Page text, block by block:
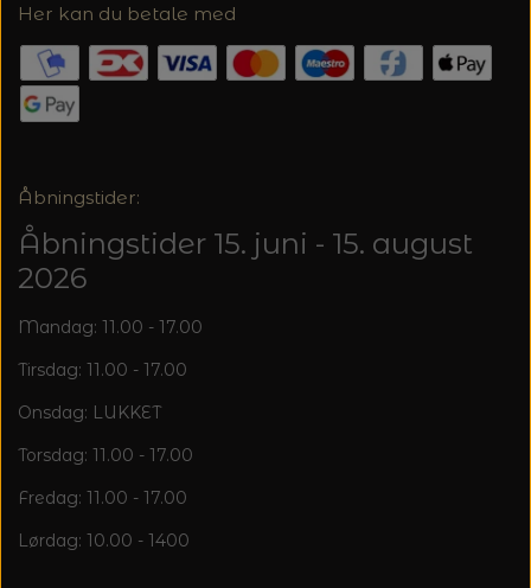
Her kan du betale med
Åbningstider:
Åbningstider 15. juni - 15. august
2026
Mandag: 11.00 - 17.00
Tirsdag: 11.00 - 17.00
Onsdag: LUKKET
Torsdag: 11.00 - 17.00
Fredag: 11.00 - 17.00
Lørdag: 10.00 - 1400